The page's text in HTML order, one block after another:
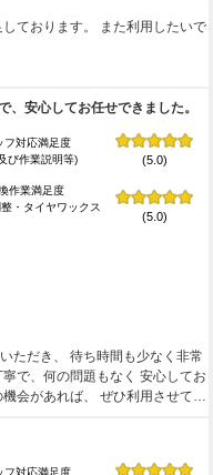
ております。 また利用したいで
、安心してお任せできました。
フ対応満足度
び作業説明等)
(5.0)
作業満足度
・タイヤワックス
(5.0)
ただき、 待ち時間も少なく非常
で、何の問題もなく 安心してお
会があれば、 ぜひ利用させてい
フ対応満足度